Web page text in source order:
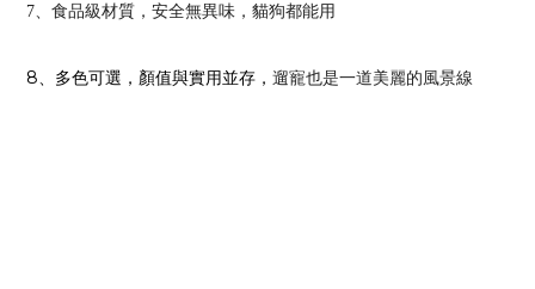
7、食品級材質，安全無異味，貓狗都能用
8、多色可選，顏值與實用並存， 遛寵也是一道美麗的風景線